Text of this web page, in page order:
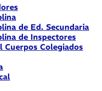
de Ed. Secundaria
de Inspectores
Colegiados